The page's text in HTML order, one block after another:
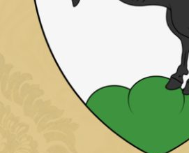
Objave